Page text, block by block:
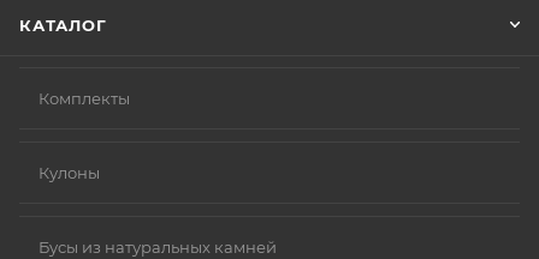
КАТАЛОГ
Комплекты
Кулоны
Бусы из натуральных камней